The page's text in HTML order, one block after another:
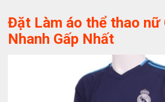
Đặt Làm áo thể thao nữ
Nhanh Gấp Nhất